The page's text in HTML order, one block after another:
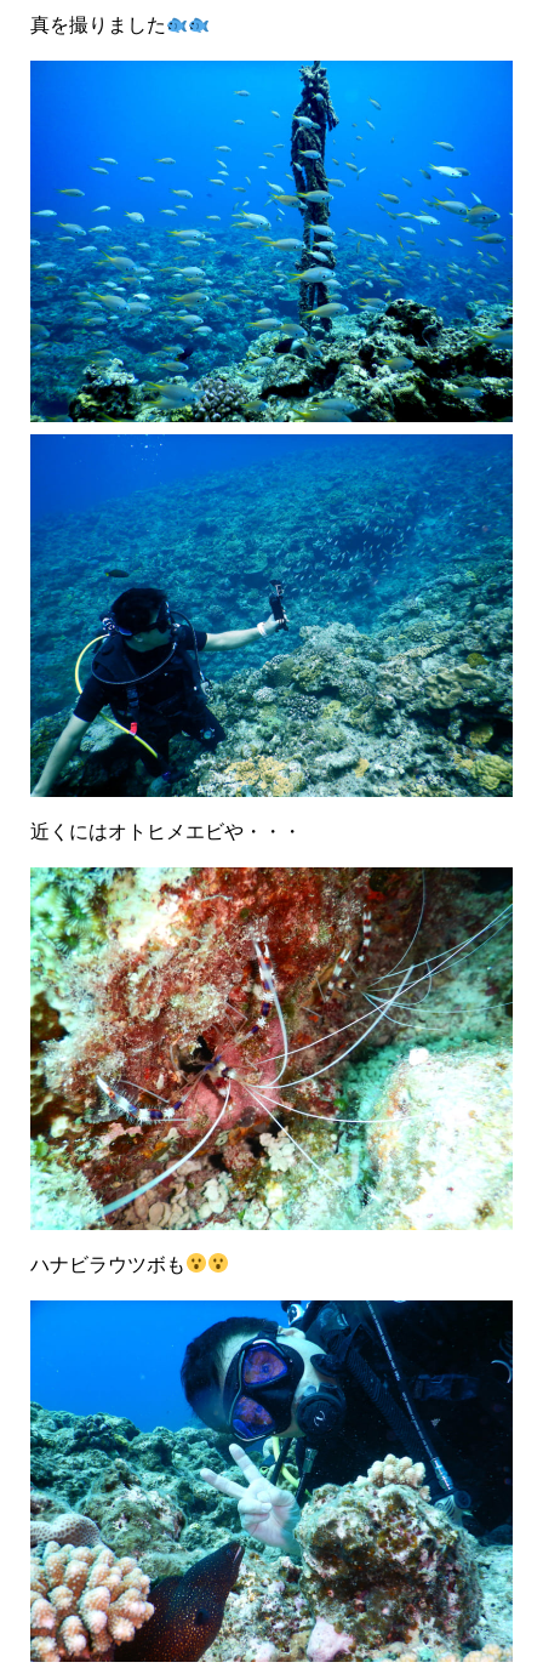
真を撮りました
近くにはオトヒメエビや・・・
ハナビラウツボも